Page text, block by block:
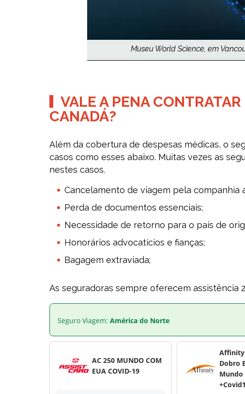
Museu World Science, em
VALE A PENA
CANADÁ?
Além da cobertura de despesas médicas, o
casos como esses abaixo. Muitas vezes as
nestes casos.
Cancelamento de viagem pela companhia
Perda de documentos essenciais;
Necessidade de retorno para o país de
Honorários advocatícios e fianças;
Bagagem extraviada;
As seguradoras sempre oferecem assistência
Seguro Viagem: América do Norte
AC 250 MUNDO COM
EUA COVID-19
Affinity
Dobro
Mundo